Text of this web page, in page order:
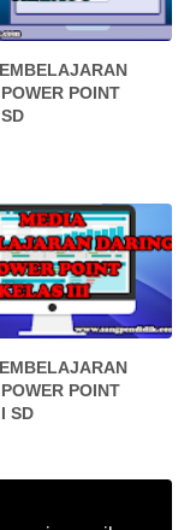
POINT
POINT
SD